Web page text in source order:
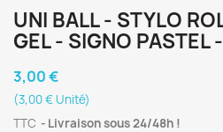
UNI BALL - STYLO
GEL - SIGNO PASTEL
3,00 €
(3,00 € Unité)
TTC
Livraison sous 24/48h !